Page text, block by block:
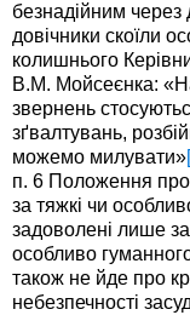
безнадійним через
довічники скоїли
колишнього
В.М. Мойсеєнка: «На
звернень
зґвалтувань,
можемо милувати»
п. 6 Положення
за тяжкі чи
задоволені лише
особливо
також не йде про
небезпечності